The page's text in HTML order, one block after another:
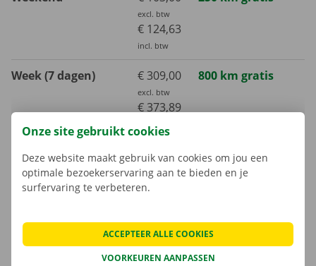
excl. btw
€ 124,63
incl. btw
Week (7 dagen) € 309,00
excl. btw
€ 373,89
800 km gratis
Maand (30 dagen) € 785,00
excl. btw
€ 949,85
3000 km gratis
Onze site gebruikt cookies
Deze website maakt gebruik van cookies om jou een
optimale bezoekerservaring aan te bieden en je
surfervaring te verbeteren.
VOORKEUREN AANPASSEN
ACCEPTEER ALLE COOKIES